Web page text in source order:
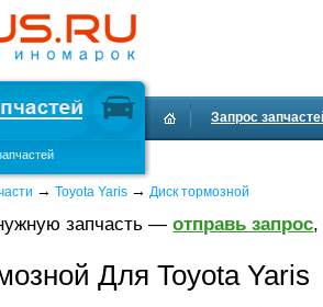
Запрос
→ Toyota Yaris → Диск тормозной
запчасть —отправь запрос,
Для Toyota Yaris